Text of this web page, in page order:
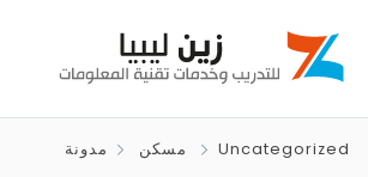
مسكن مدونة Uncategorized